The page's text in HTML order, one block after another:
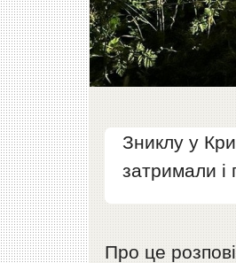
Зниклу у
затримали і
Про це